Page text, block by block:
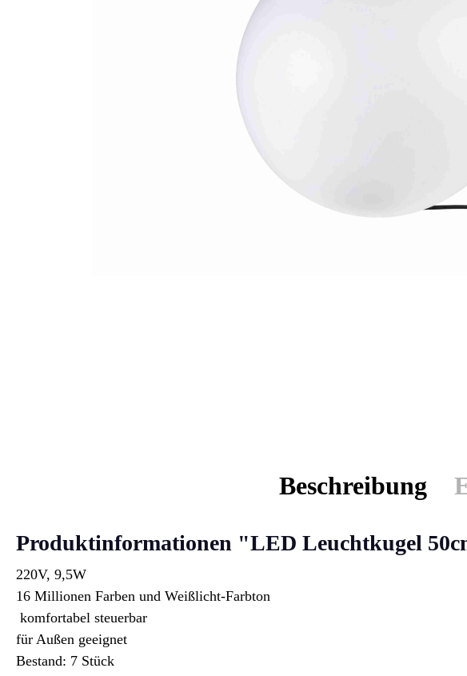
Beschreibung
Produktinformationen "LED Leuchtkugel
220V, 9,5W
16 Millionen Farben und Weißlicht-Farbton
komfortabel steuerbar
für Außen geeignet
Bestand: 7 Stück